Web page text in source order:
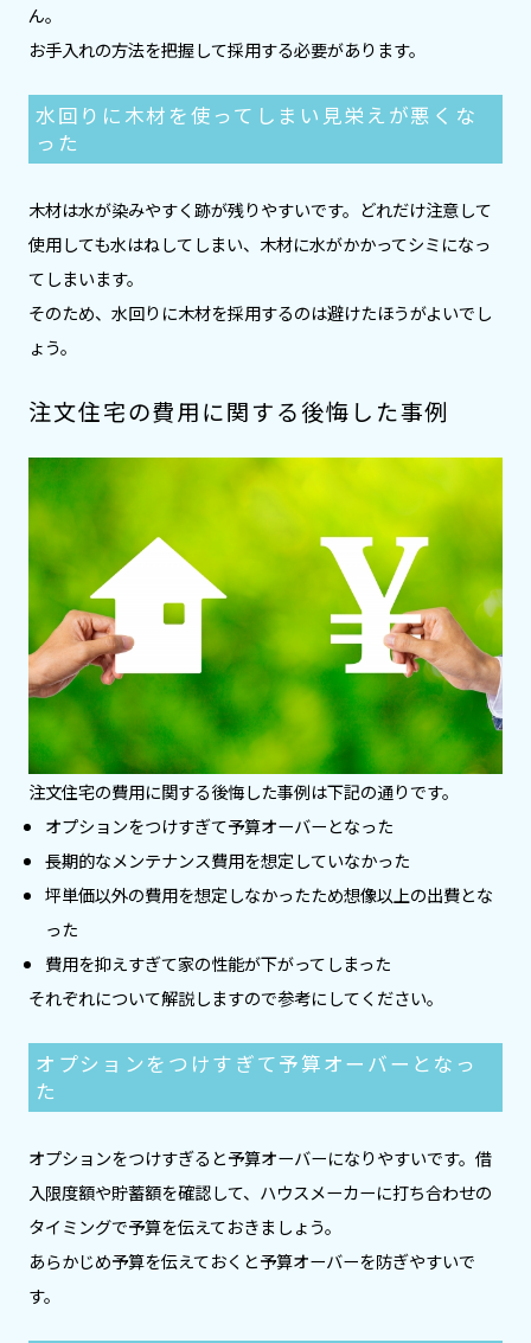
ん。
お手入れの方法を把握して採用する必要があります。
水回りに木材を使ってしまい見栄えが悪くな
った
木材は水が染みやすく跡が残りやすいです。どれだけ注意して
使用しても水はねしてしまい、木材に水がかかってシミになっ
てしまいます。
そのため、水回りに木材を採用するのは避けたほうがよいでし
ょう。
注文住宅の費用に関する後悔した事例
注文住宅の費用に関する後悔した事例は下記の通りです。
オプションをつけすぎて予算オーバーとなった
長期的なメンテナンス費用を想定していなかった
坪単価以外の費用を想定しなかったため想像以上の出費とな
った
費用を抑えすぎて家の性能が下がってしまった
それぞれについて解説しますので参考にしてください。
オプションをつけすぎて予算オーバーとなっ
た
オプションをつけすぎると予算オーバーになりやすいです。借
入限度額や貯蓄額を確認して、ハウスメーカーに打ち合わせの
タイミングで予算を伝えておきましょう。
あらかじめ予算を伝えておくと予算オーバーを防ぎやすいで
す。